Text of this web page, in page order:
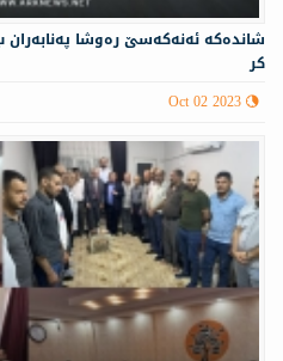
شانده‌كه‌ ئە‌نەكەسێ ره‌وشا په‌نابه‌ران
كر
Oct 02 2023